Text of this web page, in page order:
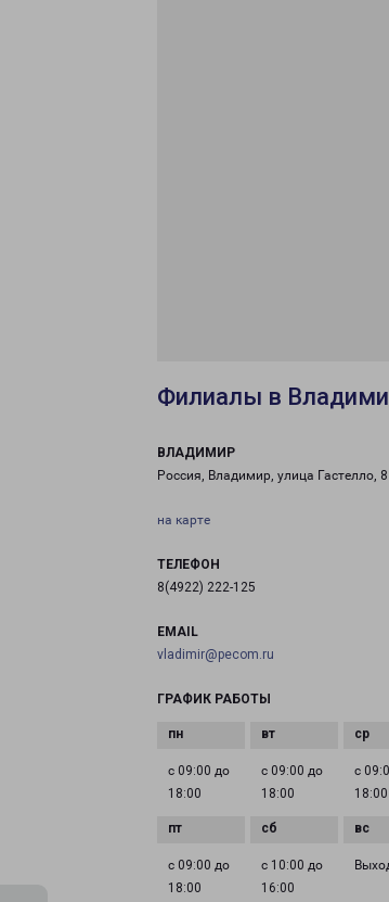
Филиалы в
ВЛАДИМИР
Россия, Владимир, улица Гастелло, 8
на карте
ТЕЛЕФОН
8(4922) 222-125
EMAIL
vladimir@pecom.ru
ГРАФИК РАБОТЫ
с 09:00 до
18:00
с 09:00 до
18:00
с
18:00
с 09:00 до
18:00
с 10:00 до
16:00